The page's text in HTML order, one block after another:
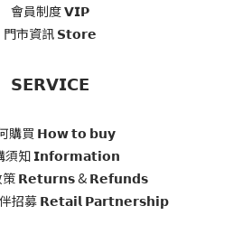
會員制度 𝗩𝗜𝗣
門市資訊 𝗦𝘁𝗼𝗿𝗲
𝗦𝗘𝗥𝗩𝗜𝗖𝗘
購買 𝗛𝗼𝘄 𝘁𝗼 𝗯𝘂𝘆
須知 𝗜𝗻𝗳𝗼𝗿𝗺𝗮𝘁𝗶𝗼𝗻
策 𝗥𝗲𝘁𝘂𝗿𝗻𝘀 & 𝗥𝗲𝗳𝘂𝗻𝗱𝘀
招募 𝗥𝗲𝘁𝗮𝗶𝗹 𝗣𝗮𝗿𝘁𝗻𝗲𝗿𝘀𝗵𝗶𝗽